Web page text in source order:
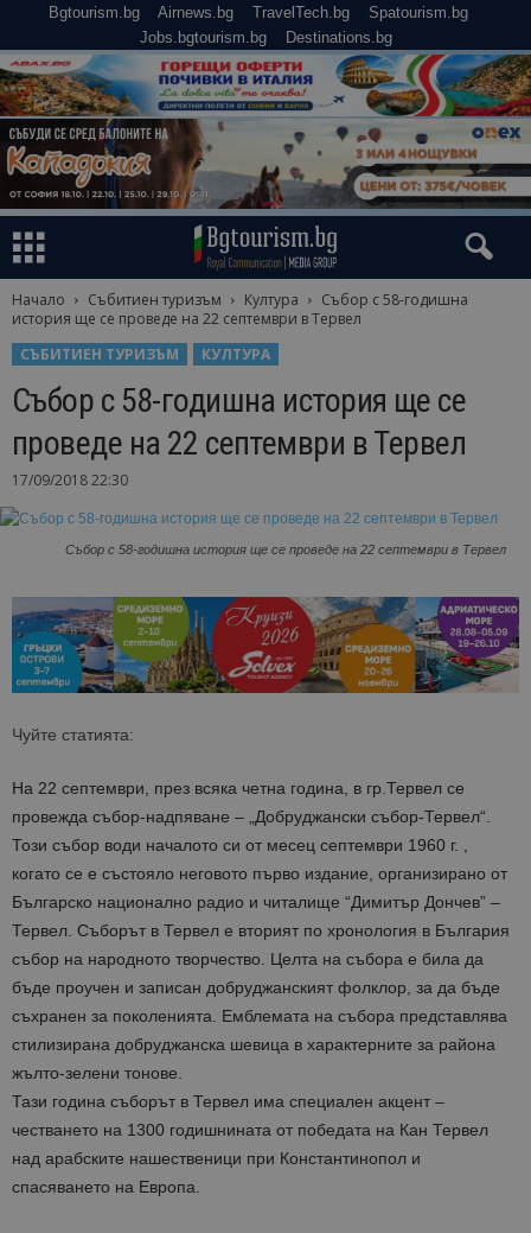
Bgtourism.bg Airnews.bg TravelTech.bg
Spatourism.bg
Jobs.bgtourism.bg
Destinations.bg
Начало Събитиен туризъм Култура
Събор с 58-годишна
история ще се проведе на 22 септември в Тервел
СЪБИТИЕН ТУРИЗЪМ
КУЛТУРА
Събор с 58-годишна история ще се
проведе на 22 септември в Тервел
17/09/2018 22:30
Събор с 58-годишна история ще се проведе на 22 септември в Тервел
Чуйте статията:
На 22 септември, през всяка четна година, в гр.Тервел се
провежда събор-надпяване – „Добруджански събор-Тервел“.
Този събор води началото си от месец септември 1960 г. ,
когато се е състояло неговото първо издание, организирано от
Българско национално радио и читалище “Димитър Дончев” –
Тервел. Съборът в Тервел е вторият по хронология в България
събор на народното творчество. Целта на събора е била да
бъде проучен и записан добруджанският фолклор, за да бъде
съхранен за поколенията. Емблемата на събора представлява
стилизирана добруджанска шевица в характерните за района
жълто-зелени тонове.
Тази година съборът в Тервел има специален акцент –
честването на 1300 годишнината от победата на Кан Тервел
над арабските нашественици при Константинопол и
спасяването на Европа.